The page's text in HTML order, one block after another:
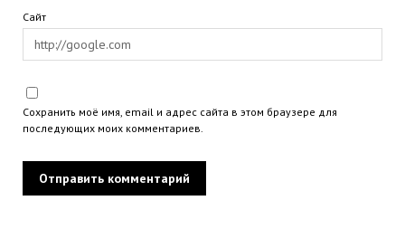
Сайт
Сохранить моё имя, email и адрес сайта в этом браузере для
последующих моих комментариев.